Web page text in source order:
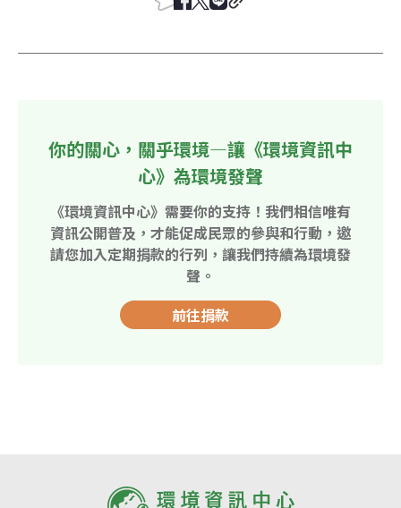
你的關心，關乎環境—讓《環境資訊中
心》為環境發聲
《環境資訊中心》需要你的支持！我們相信唯有
資訊公開普及，才能促成民眾的參與和行動，邀
請您加入定期捐款的行列，讓我們持續為環境發
聲。
前往捐款